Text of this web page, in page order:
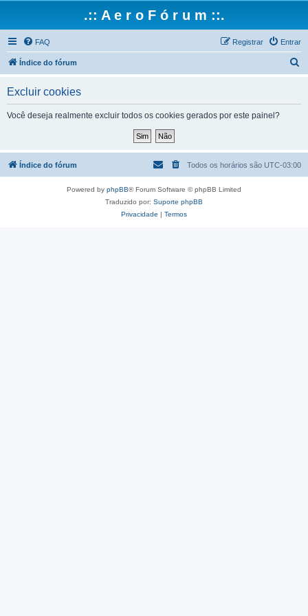
.:: A e r o F ó r u m ::.
FAQ Entrar
Registrar
Índice do fórum
a
Excluir cookies
Você deseja realmente excluir todos os cookies gerados por este painel?
Índice do fórum Todos os horários são UTC-03:00
Powered by phpBB® Forum Software © phpBB Limited
Traduzido por: Suporte phpBB
Privacidade | Termos